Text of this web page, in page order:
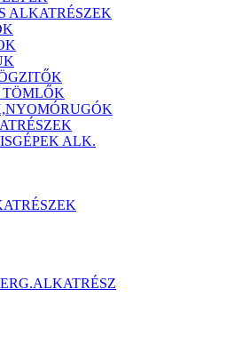
ALKATRÉSZEK
ALK.